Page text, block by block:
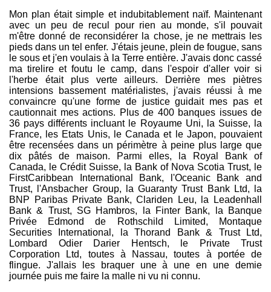
Mon plan était simple et indubitablement naïf. Maintenant
avec un peu de recul pour rien au monde, s'il pouvait
m'être donné de reconsidérer la chose, je ne mettrais les
pieds dans un tel enfer. J'étais jeune, plein de fougue, sans
le sous et j'en voulais à la Terre entière. J'avais donc cassé
ma tirelire et foutu le camp, dans l'espoir d'aller voir si
l'herbe était plus verte ailleurs. Derrière mes piètres
intensions bassement matérialistes, j'avais réussi à me
convaincre qu'une forme de justice guidait mes pas et
cautionnait mes actions. Plus de 400 banques issues de
36 pays différents incluant le Royaume Uni, la Suisse, la
France, les Etats Unis, le Canada et le Japon, pouvaient
être recensées dans un périmètre à peine plus large que
dix pâtés de maison. Parmi elles, la Royal Bank of
Canada, le Crédit Suisse, la Bank of Nova Scotia Trust, le
FirstCaribbean International Bank, l'Oceanic Bank and
Trust, l'Ansbacher Group, la Guaranty Trust Bank Ltd, la
BNP Paribas Private Bank, Clariden Leu, la Leadenhall
Bank & Trust, SG Hambros, la Finter Bank, la Banque
Privée Edmond de Rothschild Limited, Montaque
Securities International, la Thorand Bank & Trust Ltd,
Lombard Odier Darier Hentsch, le Private Trust
Corporation Ltd, toutes à Nassau, toutes à portée de
flingue. J'allais les braquer une à une en une demie
journée puis me faire la malle ni vu ni connu.